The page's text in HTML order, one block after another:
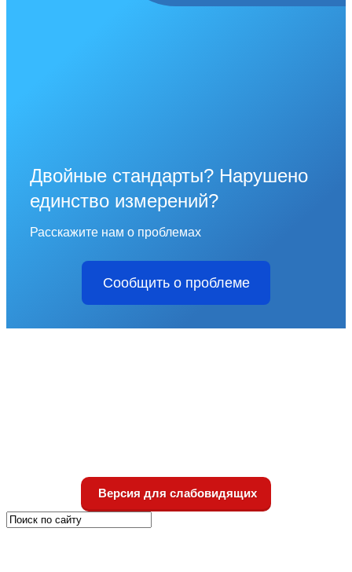
Двойные стандарты? Нарушено
единство измерений?
Расскажите нам о проблемах
Сообщить о проблеме
Версия для слабовидящих